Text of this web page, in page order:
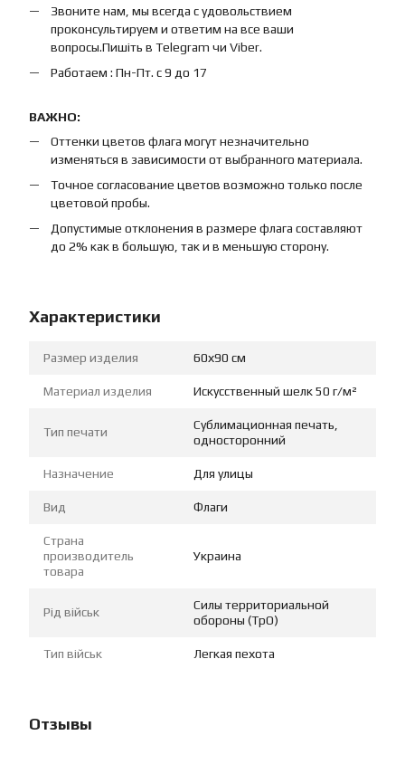
Звоните нам, мы всегда с удовольствием
проконсультируем и ответим на все ваши
вопросы.Пишіть в Telegram чи Viber.
Работаем : Пн-Пт. с 9 до 17
ВАЖНО:
Оттенки цветов флага могут незначительно
изменяться в зависимости от выбранного материала.
Точное согласование цветов возможно только после
цветовой пробы.
Допустимые отклонения в размере флага составляют
до 2% как в большую, так и в меньшую сторону.
Характеристики
Размер изделия 60х90 см
Материал изделия Искусственный шелк 50 г/м²
Тип печати
Сублимационная печать,
односторонний
Назначение Для улицы
Вид Флаги
Страна
производитель
товара
Украина
Рід військ
Силы территориальной
обороны (ТрО)
Тип військ Легкая пехота
Отзывы